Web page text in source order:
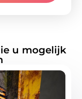
u mogelijk